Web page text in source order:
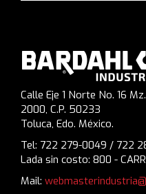
Calle Eje 1 Norte No. 16
2000, C.P. 50233
Toluca, Edo. México.
Tel: 722 279-0049 / 722
Lada sin costo: 800 -
Mail: